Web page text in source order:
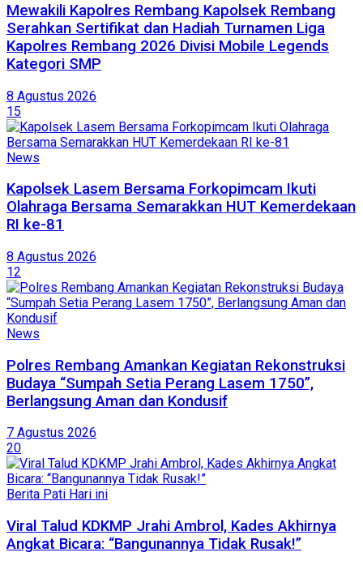
Mewakili Kapolres Rembang Kapolsek Rembang
Serahkan Sertifikat dan Hadiah Turnamen Liga
Kapolres Rembang 2026 Divisi Mobile Legends
Kategori SMP
8 Agustus 2026
15
News
Kapolsek Lasem Bersama Forkopimcam Ikuti
Olahraga Bersama Semarakkan HUT Kemerdekaan
RI ke-81
8 Agustus 2026
12
News
Polres Rembang Amankan Kegiatan Rekonstruksi
Budaya “Sumpah Setia Perang Lasem 1750”,
Berlangsung Aman dan Kondusif
7 Agustus 2026
20
Berita Pati Hari ini
Viral Talud KDKMP Jrahi Ambrol, Kades Akhirnya
Angkat Bicara: “Bangunannya Tidak Rusak!”